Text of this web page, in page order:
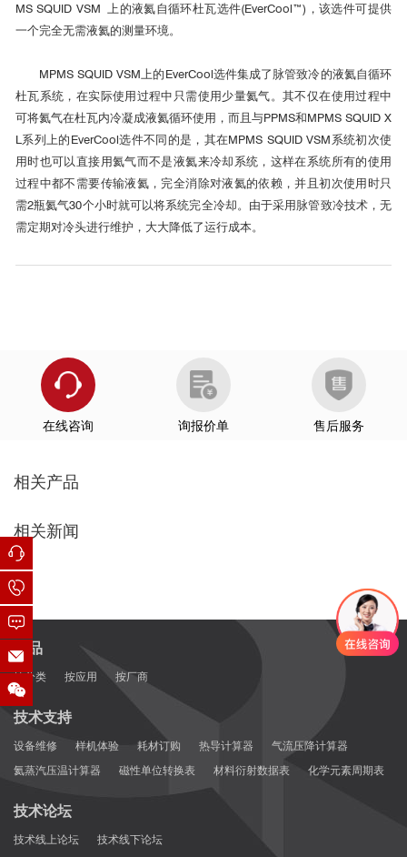
MS SQUID VSM 上的液氦自循环杜瓦选件(EverCool™)，该选件可提供
一个完全无需液氦的测量环境。
MPMS SQUID VSM上的EverCool选件集成了脉管致冷的液氦自循环
杜瓦系统，在实际使用过程中只需使用少量氦气。其不仅在使用过程中
可将氦气在杜瓦内冷凝成液氦循环使用，而且与PPMS和MPMS SQUID X
L系列上的EverCool选件不同的是，其在MPMS SQUID VSM系统初次使
用时也可以直接用氦气而不是液氦来冷却系统，这样在系统所有的使用
过程中都不需要传输液氦，完全消除对液氦的依赖，并且初次使用时只
需2瓶氦气30个小时就可以将系统完全冷却。由于采用脉管致冷技术，无
需定期对冷头进行维护，大大降低了运行成本。
在线咨询 询报价单 售后服务
相关产品
相关新闻
产品
按分类 按应用 按厂商
技术支持
设备维修 样机体验 耗材订购 热导计算器
气流压降计算器
氦蒸汽压温计算器
磁性单位转换表 材料衍射数据表 化学元素周期表
技术论坛
技术线上论坛 技术线下论坛